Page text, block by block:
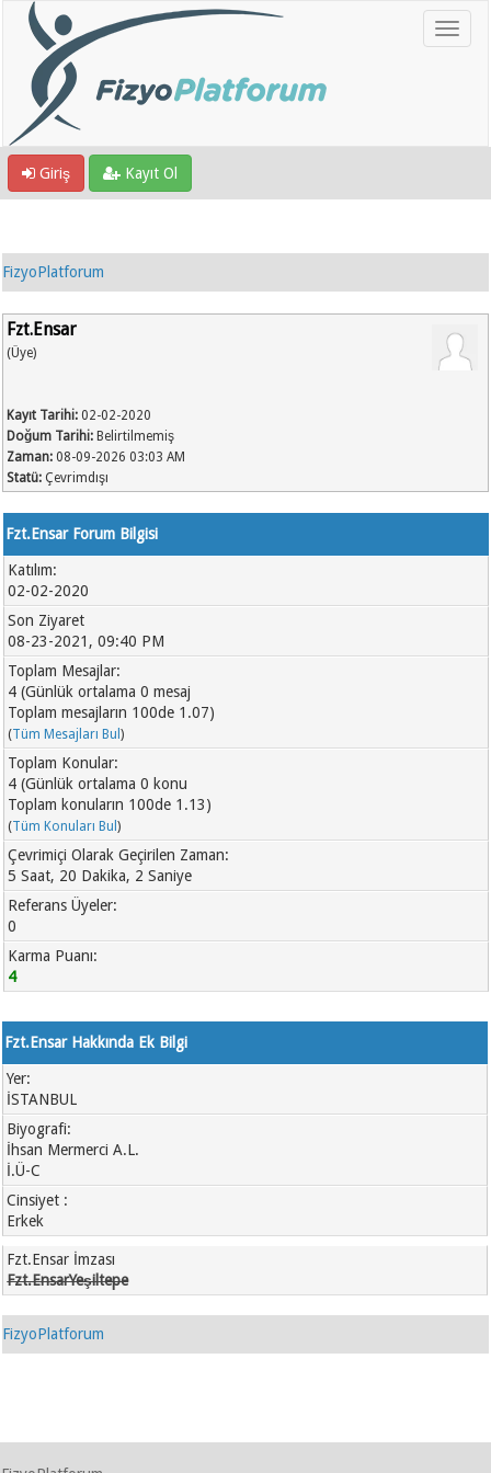
Giriş Kayıt Ol
FizyoPlatforum
Fzt.Ensar
(Üye)
Kayıt Tarihi: 02-02-2020
Doğum Tarihi: Belirtilmemiş
Zaman: 08-09-2026 03:03 AM
Statü: Çevrimdışı
Fzt.Ensar Forum Bilgisi
Katılım:
02-02-2020
Son Ziyaret
08-23-2021, 09:40 PM
Toplam Mesajlar:
4 (Günlük ortalama 0 mesaj
Toplam mesajların 100de 1.07)
(Tüm Mesajları Bul)
Toplam Konular:
4 (Günlük ortalama 0 konu
Toplam konuların 100de 1.13)
(Tüm Konuları Bul)
Çevrimiçi Olarak Geçirilen Zaman:
5 Saat, 20 Dakika, 2 Saniye
Referans Üyeler:
0
Karma Puanı:
4
Fzt.Ensar Hakkında Ek Bilgi
Yer:
İSTANBUL
Biyografi:
İhsan Mermerci A.L.
İ.Ü-C
Cinsiyet :
Erkek
Fzt.Ensar İmzası
Fzt.EnsarYeşiltepe
FizyoPlatforum